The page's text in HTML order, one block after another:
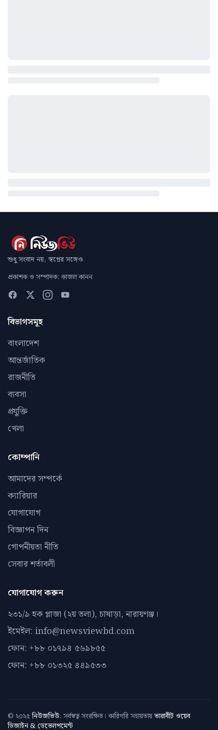
শুধু সংবাদ নয়, স্বপ্নের সঙ্গেও
প্রকাশক ও সম্পাদক: কাজল কানন
বিভাগসমূহ
বাংলাদেশ
আন্তর্জাতিক
রাজনীতি
ব্যবসা
প্রযুক্তি
খেলা
কোম্পানি
আমাদের সম্পর্কে
ক্যারিয়ার
যোগাযোগ
বিজ্ঞাপন দিন
গোপনীয়তা নীতি
সেবার শর্তাবলী
যোগাযোগ করুন
২৩১/৯ হক প্লাজা (২য় তলা), চাষাড়া, নারায়ণঞ্জ।
ইমেইল: info@newsviewbd.com
ফোন: +৮৮ ০১৭৯৪ ৫৬৯৮৫৫
ফোন: +৮৮ ০১৩২৫ ৪৪৯৫৩৩
© ২০২৫ নিউজভিউ. সর্বস্বত্ব সংরক্ষিত। কারিগরি সহায়তায়ভারাবীট ওয়েব
ডিজাইন & ডেভেলপমেন্ট